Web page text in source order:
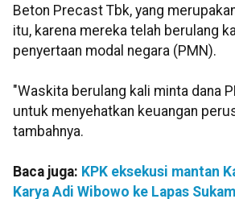
Beton Precast Tbk, yang
itu, karena mereka telah berulang
penyertaan modal negara (PMN).
"Waskita berulang kali minta dana
untuk menyehatkan keuangan
tambahnya.
Baca juga: KPK eksekusi mantan
Karya Adi Wibowo ke Lapas